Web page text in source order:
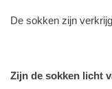
De sokken zijn
Zijn de sokken licht